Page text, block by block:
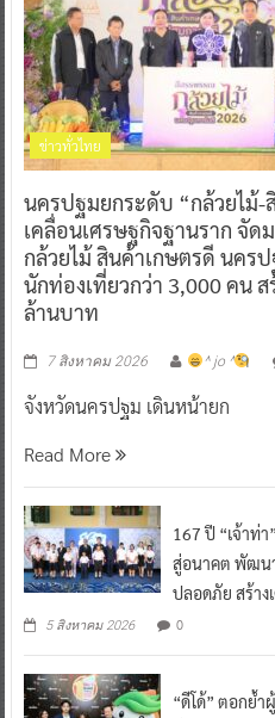
ข่าวทั่วไทย
นครปฐมยกระดับ “กล้วยไม้
เคลื่อนเศรษฐกิจฐานราก จั
กล้วยไม้ สินค้าเกษตรดี นคร
นักท่องเที่ยวกว่า 3,000 คน ส
ล้านบาท
7 สิงหาคม 2026 ^ jo ^
จังหวัดนครปฐม เดินหน้ายก
Read More
167 ปี “เจ้าท่
สู่อนาคต พัฒน
ปลอดภัย สร้าง
5 สิงหาคม 2026 0
“ดีโด้” ตอกย้ำ